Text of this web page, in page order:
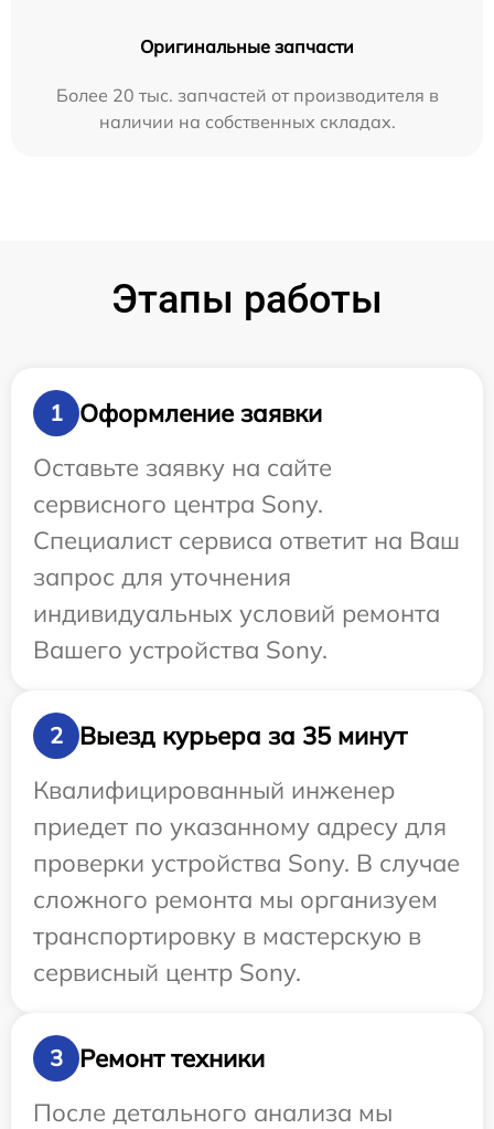
Оригинальные запчасти
Более 20 тыс. запчастей от производителя в
наличии на собственных складах.
Этапы работы
1
Оформление заявки
Оставьте заявку на сайте
сервисного центра Sony.
Специалист сервиса ответит на Ваш
запрос для уточнения
индивидуальных условий ремонта
Вашего устройства Sony.
2
Выезд курьера за 35 минут
Квалифицированный инженер
приедет по указанному адресу для
проверки устройства Sony. В случае
сложного ремонта мы организуем
транспортировку в мастерскую в
сервисный центр Sony.
3
Ремонт техники
После детального анализа мы